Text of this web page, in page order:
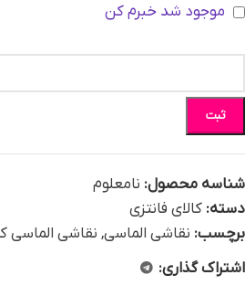
موجود شد خبرم کن
ثبت
شناسه محصول: نامعلوم
دسته: کالای فانتزی
برچسب: نقاشی الماسی, نقاشی الماسی
اشتراک گذاری: